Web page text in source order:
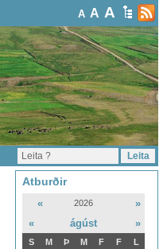
A A A
Atburðir
« 2026
»
«
ágúst »
S M Þ M F F
L